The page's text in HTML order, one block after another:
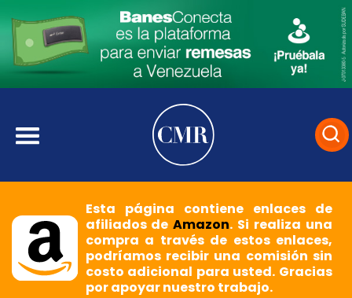
Esta página contiene enlaces de
afiliados deAmazon. Si realiza una
compra a través de estos enlaces,
podríamos recibir una comisión sin
costo adicional para usted. Gracias
por apoyar nuestro trabajo.